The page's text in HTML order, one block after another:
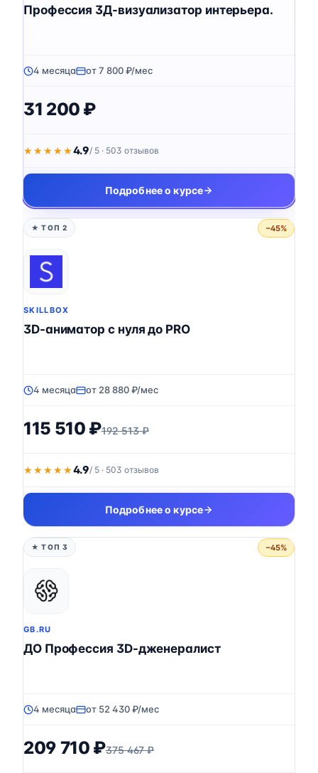
Профессия 3Д-визуализатор интерьера.
4 месяца от 7 800 ₽/мес
31 200 ₽
★★★★★
★★★★★4.9/ 5 · 503 отзывов
Подробнее о курсе
★ ТОП 2 −45%
SKILLBOX
3D-аниматор с нуля до PRO
4 месяца от 28 880 ₽/мес
115 510 ₽192 513 ₽
★★★★★
★★★★★4.9/ 5 · 503 отзывов
Подробнее о курсе
★ ТОП 3 −45%
GB.RU
ДО Профессия 3D-дженералист
4 месяца от 52 430 ₽/мес
209 710 ₽375 467 ₽